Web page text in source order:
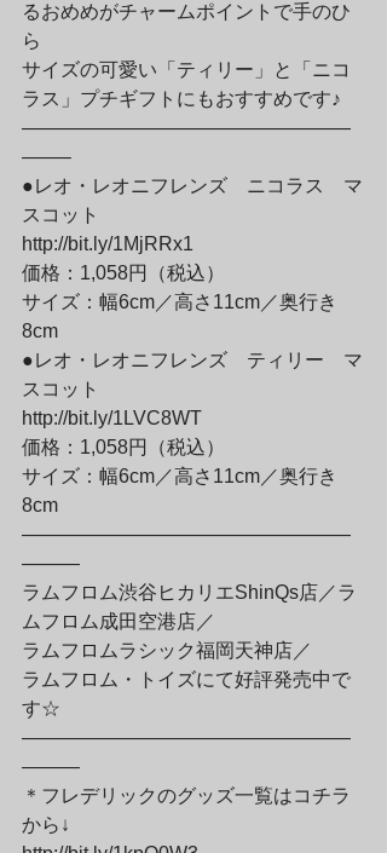
るおめめがチャームポイントで手のひ
ら
サイズの可愛い「ティリー」と「ニコ
ラス」プチギフトにもおすすめです♪
—————————————————
——–
●レオ・レオニフレンズ　ニコラス　マ
スコット
http://bit.ly/1MjRRx1
価格：1,058円（税込）
サイズ：幅6cm／高さ11cm／奥行き
8cm
●レオ・レオニフレンズ　ティリー　マ
スコット
http://bit.ly/1LVC8WT
価格：1,058円（税込）
サイズ：幅6cm／高さ11cm／奥行き
8cm
—————————————————
———
ラムフロム渋谷ヒカリエShinQs店／ラ
ムフロム成田空港店／
ラムフロムラシック福岡天神店／
ラムフロム・トイズにて好評発売中で
す☆
—————————————————
———
＊フレデリックのグッズ一覧はコチラ
から↓